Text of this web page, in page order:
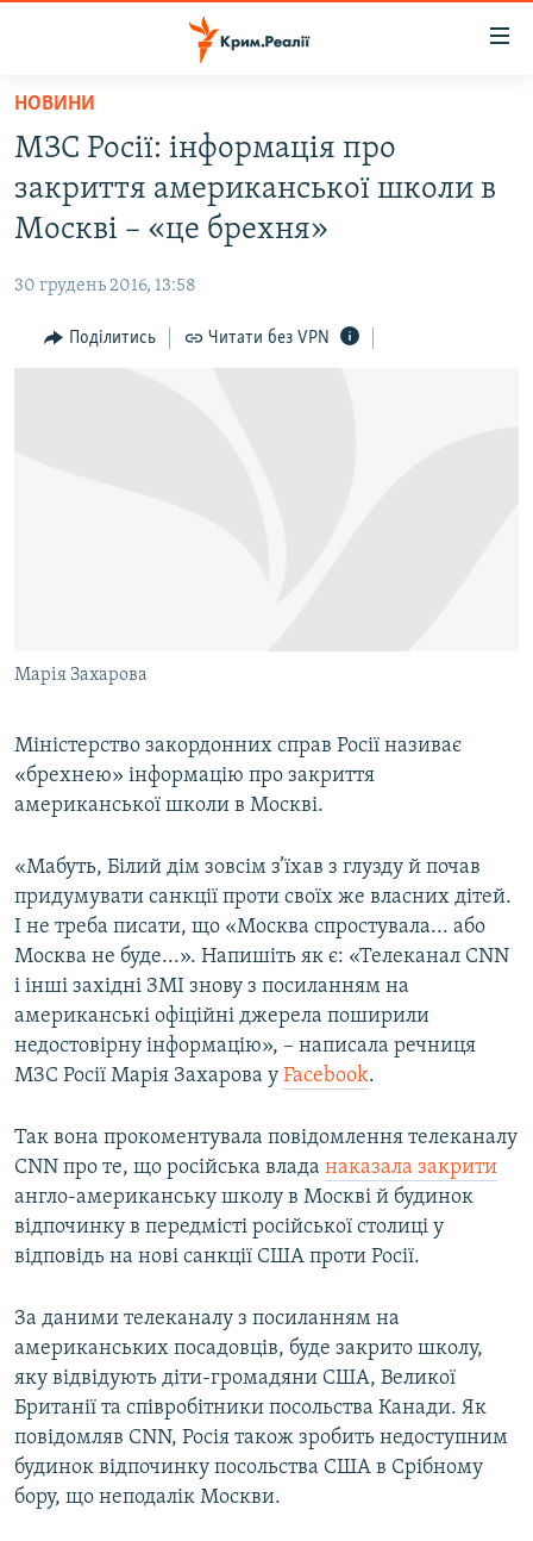
Перейти
основного
матеріалу
Перейти
до
основної
навігації
Перейти
до
ВІДЕО ТА ФОТО
БЛОГИ
ПОГЛЯД
ІНФОГРАФІКА
ДОЛУЧАЙСЯ!
Усі сайти RFE/RL
НОВИНИ
МЗС Росії: інформація про
закриття американської школи в
Москві – «це брехня»
30 грудень 2016, 13:58
Поділитись Читати без VPN
Марія Захарова
Міністерство закордонних справ Росії називає
«брехнею» інформацію про закриття
американської школи в Москві.
«Мабуть, Білий дім зовсім з’їхав з глузду й почав
придумувати санкції проти своїх же власних дітей.
І не треба писати, що «Москва спростувала... або
Москва не буде...». Напишіть як є: «Телеканал CNN
і інші західні ЗМІ знову з посиланням на
американські офіційні джерела поширили
недостовірну інформацію», – написала речниця
МЗС Росії Марія Захарова у Facebook.
Так вона прокоментувала повідомлення телеканалу
CNN про те, що російська влада наказала закрити
англо-американську школу в Москві й будинок
відпочинку в передмісті російської столиці у
відповідь на нові санкції США проти Росії.
За даними телеканалу з посиланням на
американських посадовців, буде закрито школу,
яку відвідують діти-громадяни США, Великої
Британії та співробітники посольства Канади. Як
повідомляв CNN, Росія також зробить недоступним
будинок відпочинку посольства США в Срібному
бору, що неподалік Москви.